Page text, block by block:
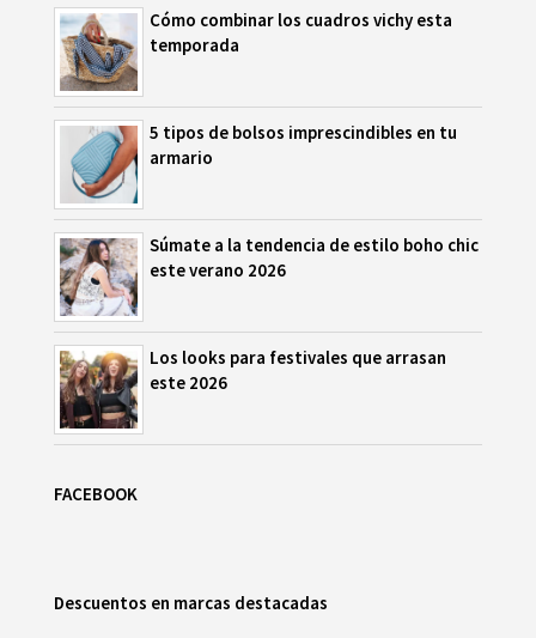
Cómo combinar los cuadros vichy esta
temporada
5 tipos de bolsos imprescindibles en tu
armario
Súmate a la tendencia de estilo boho chic
este verano 2026
Los looks para festivales que arrasan
este 2026
FACEBOOK
Descuentos en marcas destacadas